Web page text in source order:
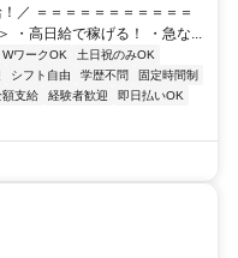
／ ＝＝＝＝＝＝＝＝＝＝＝
・高日給で稼げる！ ・急な...
ワークOK
土日祝のみOK
シフト自由 学歴不問
固定時間制
額支給 経験者歓迎
即日払いOK